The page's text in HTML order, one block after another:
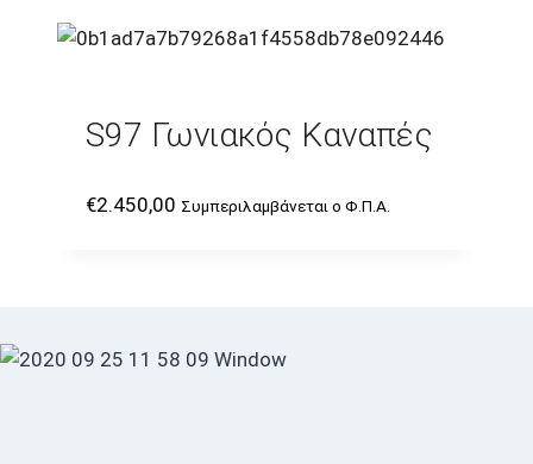
S97 Γωνιακός Καναπές
€2.450,00 Συμπεριλαμβάνεται ο Φ.Π.Α.